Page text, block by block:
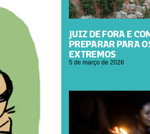
JUIZ DE FORA E
PREPARAR PARA
EXTREMOS
5 de março de 2026